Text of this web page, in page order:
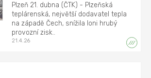
Plzeň 21. dubna (ČTK) - Plzeňská
teplárenská, největší dodavatel tepla
na západě Čech, snížila loni hrubý
provozní zisk..
21.4.26